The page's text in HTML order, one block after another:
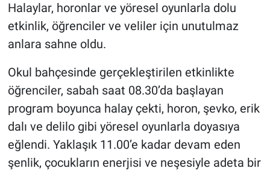
Halaylar, horonlar ve yöresel oyunlarla dolu
etkinlik, öğrenciler ve veliler için unutulmaz
anlara sahne oldu.
Okul bahçesinde gerçekleştirilen etkinlikte
öğrenciler, sabah saat 08.30’da başlayan
program boyunca halay çekti, horon, şevko, erik
dalı ve delilo gibi yöresel oyunlarla doyasıya
eğlendi. Yaklaşık 11.00’e kadar devam eden
şenlik, çocukların enerjisi ve neşesiyle adeta bir